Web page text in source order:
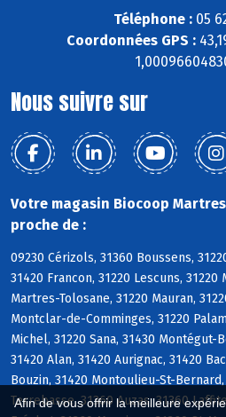
Afin de vous offrir la meilleure
Téléphone : 05
Coordonnées GPS :
Nous suivre sur
Votre magasin Biocoop
proche de :
09230 Cérizols, 31360 Boussens,
31420 Francon, 31220 Lescuns, 31220
Martres-Tolosane, 31220 Mauran,
Montclar-de-Comminges, 31220
Michel, 31220 Sana, 31430 Montégut-
31420 Alan, 31420 Aurignac, 31420
Bouzin, 31420 Montoulieu-St-
Terrebasse, 31360 Auzas, 31360